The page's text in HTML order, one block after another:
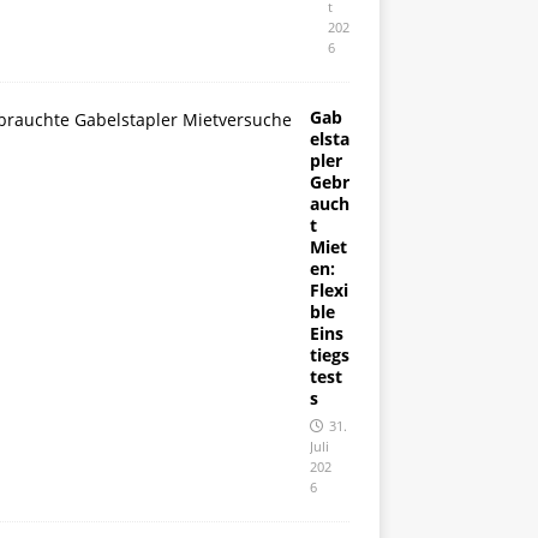
t
202
6
Gab
elsta
pler
Gebr
auch
t
Miet
en:
Flexi
ble
Eins
tiegs
test
s
31.
Juli
202
6